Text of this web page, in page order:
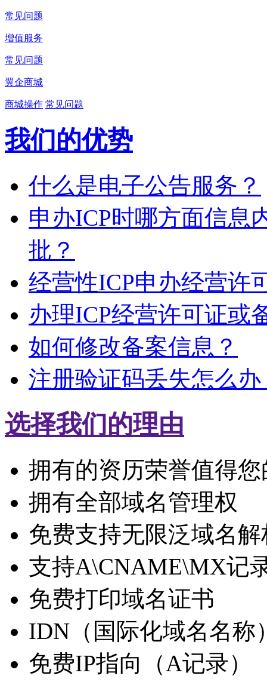
常见问题
增值服务
常见问题
翼企商城
商城操作 常见问题
我们的优势
什么是电子公告服务？
申办ICP时哪方面信息
批？
经营性ICP申办经营许
办理ICP经营许可证或
如何修改备案信息？
注册验证码丢失怎么办
选择我们的理由
拥有的资历荣誉值得
拥有全部域名管理权
免费支持无限泛域名解
支持A\CNAME\MX记
免费打印域名证书
IDN（国际化域名名称
免费IP指向（A记录）